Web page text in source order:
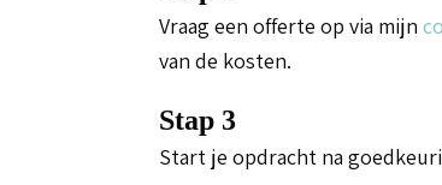
Vraag een offerte op via mijn
van de kosten.
Stap 3
Start je opdracht na